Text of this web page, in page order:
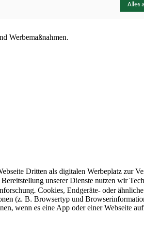
Werbemaßnahmen.
Dritten als digitalen Werbeplatz zur
unserer Dienste nutzen wir
Cookies, Endgeräte- oder
(z. B. Browsertyp und
wenn es eine App oder einer Webseite
Alles